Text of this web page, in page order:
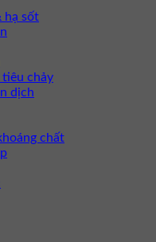
hạ sốt
chảy
dịch
chất